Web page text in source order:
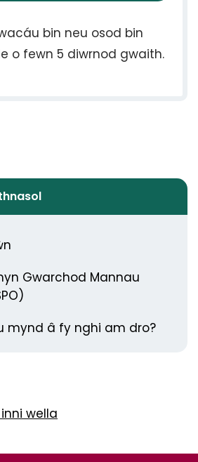
bin neu osod bin
o fewn 5 diwrnod gwaith.
Gwarchod Mannau
mynd â fy nghi am dro?
wella